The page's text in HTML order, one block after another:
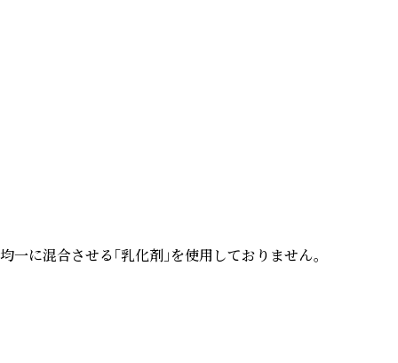
に混合させる「乳化剤」を使用しておりません。